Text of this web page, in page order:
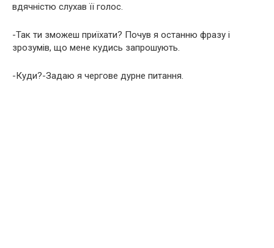
вдячністю слухав її голос.
-Так ти зможеш приїхати? Почув я останню фразу і
зрозумів, що мене кудись запрошують.
-Куди?-Задаю я чергове дурне питання.